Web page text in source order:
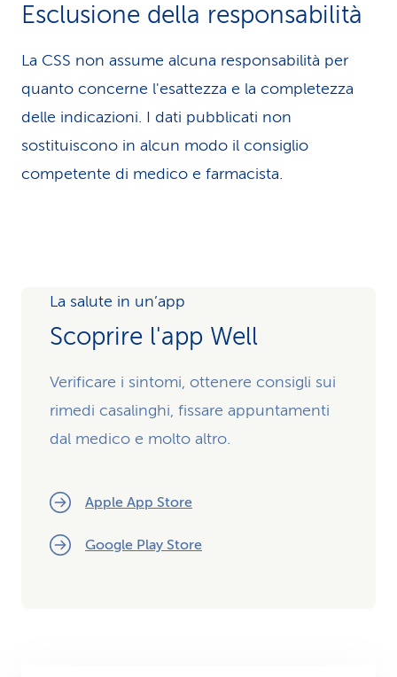
Esclusione della responsabilità
La CSS non assume alcuna re­spons­abilità per
quanto concerne l'esattezza e la completezza
delle indicazioni. I dati pubblicati non
sostituiscono in alcun modo il consiglio
competente di medico e farmacista.
La salute in un’app
Scoprire l'app Well
Verificare i sintomi, ottenere consigli sui
rimedi casalinghi, fissare appuntamenti
dal medico e molto altro.
Apple App Store
Google Play Store